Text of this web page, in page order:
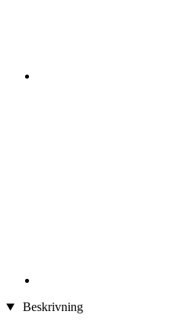
Beskrivning